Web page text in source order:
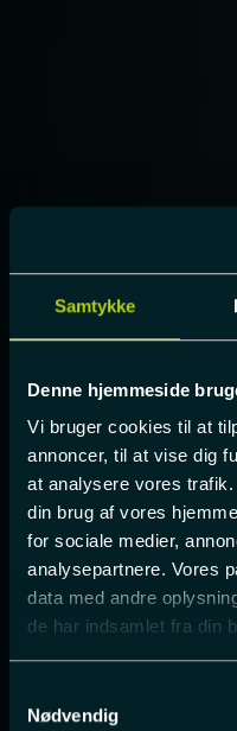
Samtykke
Denne hjemmeside
Vi bruger cookies til at
annoncer, til at vise dig
at analysere vores
din brug af vores
for sociale medier,
analysepartnere. Vores
data med andre
de har indsamlet fra din
Nødvendig
fleste.
alle.